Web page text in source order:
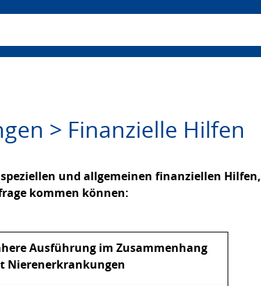
> Finanzielle Hilfen
und allgemeinen finanziellen Hilfen,
kommen können:
Ausführung im Zusammenhang
Nierenerkrankungen